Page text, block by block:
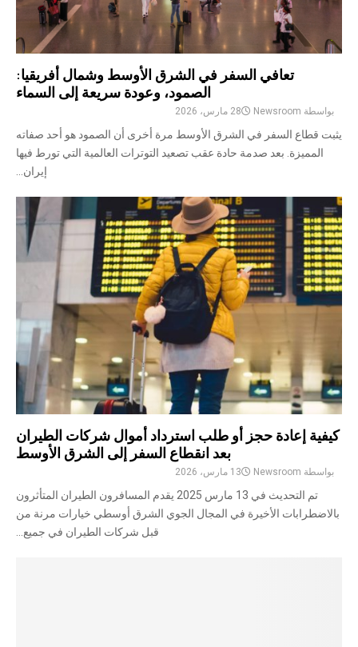
تعافي السفر في الشرق الأوسط وشمال أفريقيا:
الصمود، وعودة سريعة إلى السماء
بواسطة Newsroom 28 مارس، 2026
يثبت قطاع السفر في الشرق الأوسط مرة أخرى أن الصمود هو أحد صفاته
المميزة. بعد صدمة حادة عقب تصعيد التوترات العالمية التي تورط فيها
إيران...
كيفية إعادة حجز أو طلب استرداد أموال شركات الطيران
بعد انقطاع السفر إلى الشرق الأوسط
بواسطة Newsroom 13 مارس، 2026
تم التحديث في 13 مارس 2025 يقدم المسافرون الطيران المتأثرون
بالاضطرابات الأخيرة في المجال الجوي الشرق أوسطي خيارات مرنة من
قبل شركات الطيران في جميع...